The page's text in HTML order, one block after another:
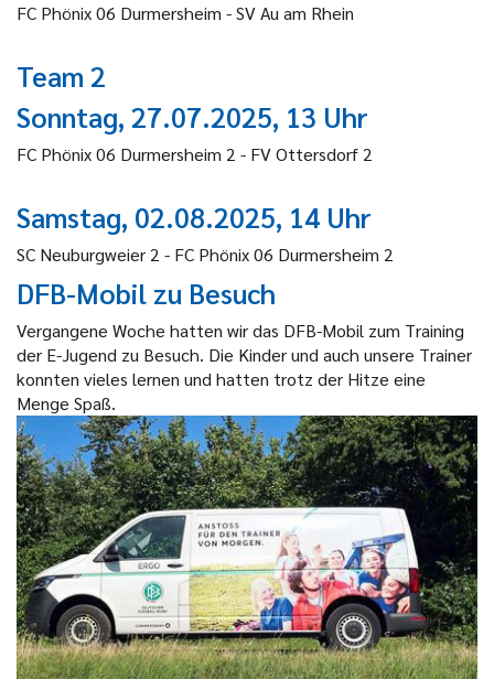
FC Phönix 06 Durmersheim - SV Au am Rhein
Team 2
Sonntag, 27.07.2025, 13 Uhr
FC Phönix 06 Durmersheim 2 - FV Ottersdorf 2
Samstag, 02.08.2025, 14 Uhr
SC Neuburgweier 2 - FC Phönix 06 Durmersheim 2
DFB-Mobil zu Besuch
Vergangene Woche hatten wir das DFB-Mobil zum Training
der E-Jugend zu Besuch. Die Kinder und auch unsere Trainer
konnten vieles lernen und hatten trotz der Hitze eine
Menge Spaß.